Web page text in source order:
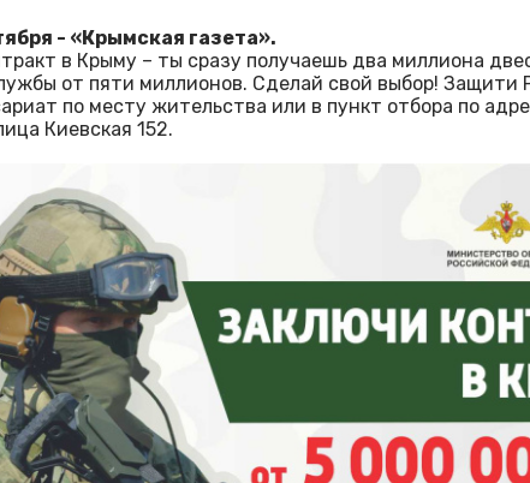
- «Крымская газета».
в Крыму – ты сразу получаешь два миллиона
от пяти миллионов. Сделай свой выбор! Защити
по месту жительства или в пункт отбора по
Киевская 152.